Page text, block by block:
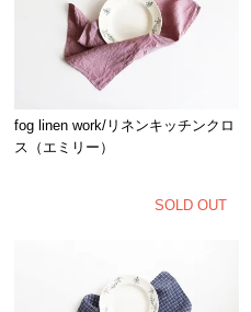
fog linen work/リネンキッチンクロ
ス（エミリー）
SOLD OUT